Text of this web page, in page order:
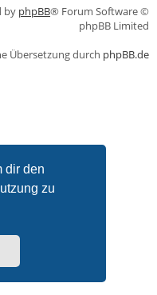
dir den
zu
by phpBB® Forum Software ©
phpBB Limited
Übersetzung durch phpBB.de